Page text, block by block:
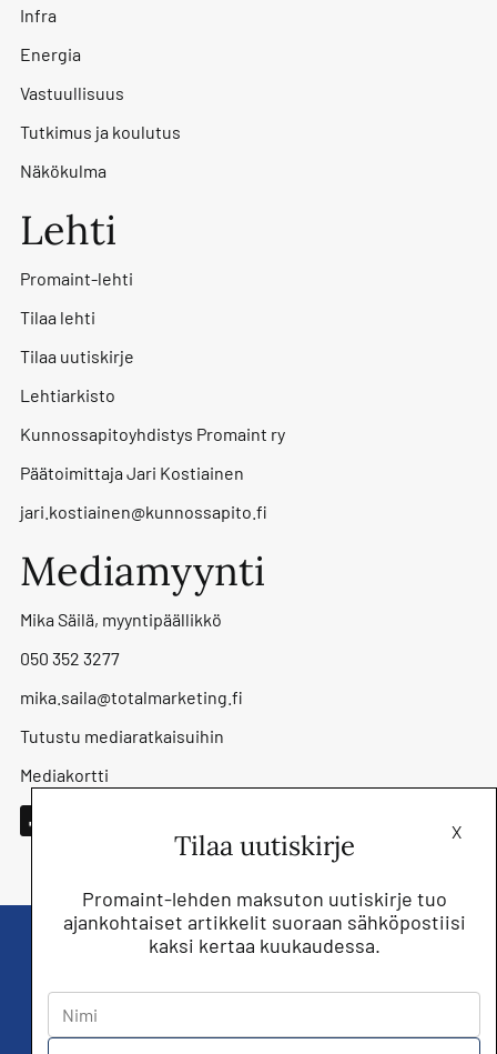
Infra
Energia
Vastuullisuus
Tutkimus ja koulutus
Näkökulma
Lehti
Promaint-lehti
Tilaa lehti
Tilaa uutiskirje
Lehtiarkisto
Kunnossapitoyhdistys Promaint ry
Päätoimittaja Jari Kostiainen
jari.kostiainen@kunnossapito.fi
Mediamyynti
Mika Säilä, myyntipäällikkö
050 352 3277
mika.saila@totalmarketing.fi
Tutustu mediaratkaisuihin
Mediakortti
X
Tilaa uutiskirje
Promaint-lehden maksuton uutiskirje tuo
ajankohtaiset artikkelit suoraan sähköpostiisi
kaksi kertaa kuukaudessa.